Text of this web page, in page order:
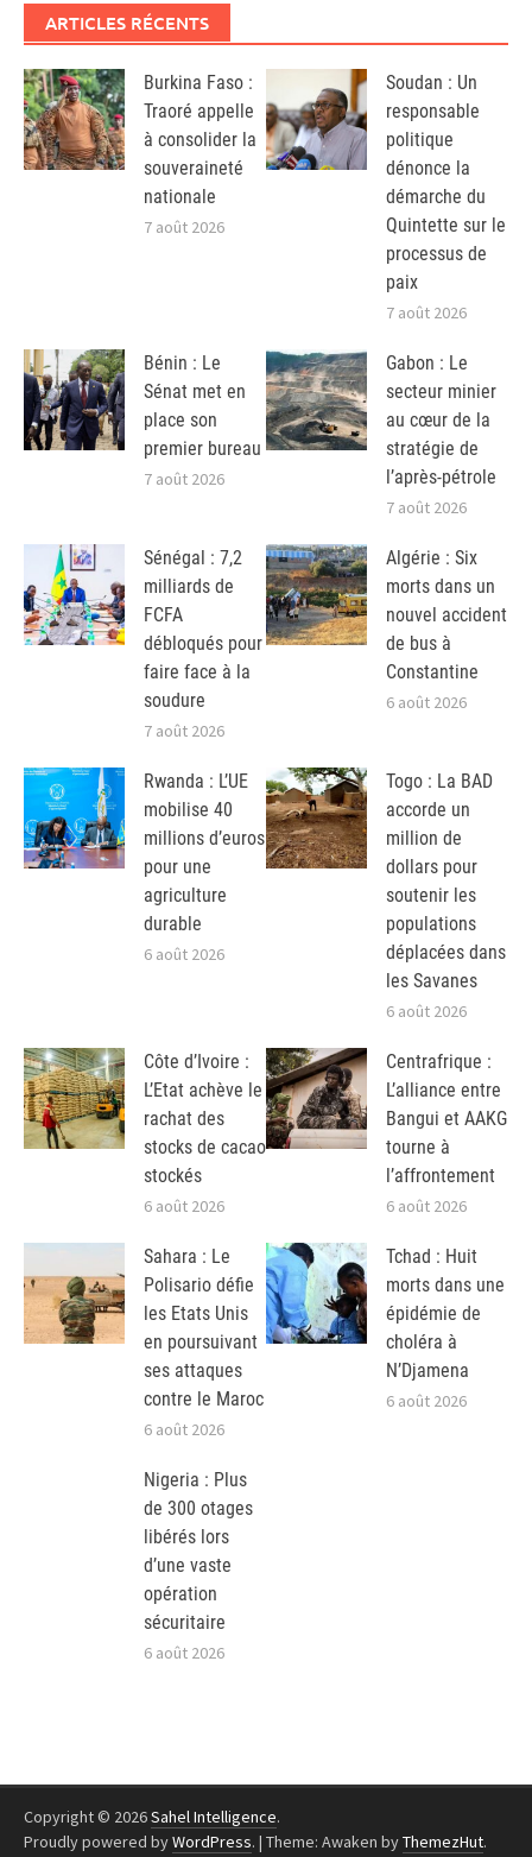
ARTICLES RÉCENTS
Burkina Faso :
Traoré appelle
à consolider la
souveraineté
nationale
7 août 2026
Soudan : Un
responsable
politique
dénonce la
démarche du
Quintette sur le
processus de
paix
7 août 2026
Bénin : Le
Sénat met en
place son
premier bureau
7 août 2026
Gabon : Le
secteur minier
au cœur de la
stratégie de
l’après-pétrole
7 août 2026
Sénégal : 7,2
milliards de
FCFA
débloqués pour
faire face à la
soudure
7 août 2026
Algérie : Six
morts dans un
nouvel accident
de bus à
Constantine
6 août 2026
Rwanda : L’UE
mobilise 40
millions d’euros
pour une
agriculture
durable
6 août 2026
Togo : La BAD
accorde un
million de
dollars pour
soutenir les
populations
déplacées dans
les Savanes
6 août 2026
Côte d’Ivoire :
L’Etat achève le
rachat des
stocks de cacao
stockés
6 août 2026
Centrafrique :
L’alliance entre
Bangui et AAKG
tourne à
l’affrontement
6 août 2026
Sahara : Le
Polisario défie
les Etats Unis
en poursuivant
ses attaques
contre le Maroc
6 août 2026
Tchad : Huit
morts dans une
épidémie de
choléra à
N’Djamena
6 août 2026
Nigeria : Plus
de 300 otages
libérés lors
d’une vaste
opération
sécuritaire
6 août 2026
Copyright © 2026Sahel Intelligence.
Proudly powered byWordPress. | Theme: Awaken byThemezHut.